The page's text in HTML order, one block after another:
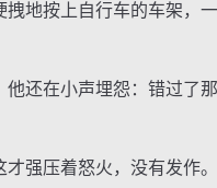
地按上自行车的车架，
还在小声埋怨：错过了
强压着怒火，没有发作